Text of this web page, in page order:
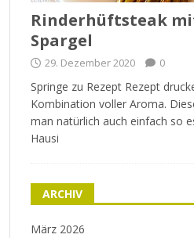
Rinderhüftsteak
Spargel
29. Dezember 2020 0
Springe zu Rezept Rezept
Kombination voller Aroma.
man natürlich auch einfach so
Hausi
ARCHIV
März 2026